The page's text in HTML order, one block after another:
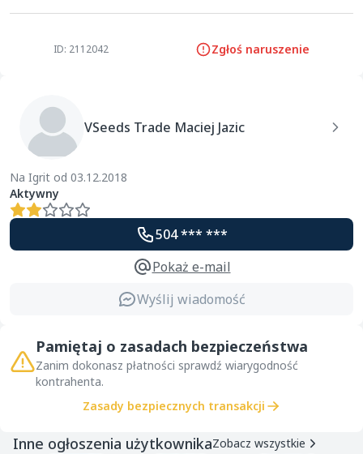
ID: 2112042 Zgłoś naruszenie
VSeeds Trade Maciej Jazic
Na Igrit od 03.12.2018
Aktywny
504 *** ***
Pokaż e-mail
Wyślij wiadomość
Pamiętaj o zasadach bezpieczeństwa
Zanim dokonasz płatności sprawdź wiarygodność
kontrahenta.
Zasady bezpiecznych transakcji
Inne ogłoszenia użytkownikaZobacz wszystkie